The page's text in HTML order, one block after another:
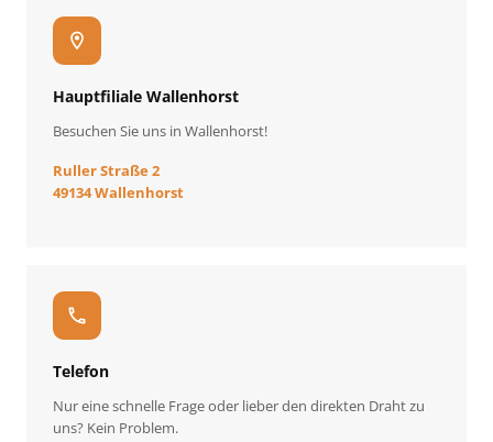
location_on
Hauptfiliale Wallenhorst
Besuchen Sie uns in Wallenhorst!
Ruller Straße 2
49134 Wallenhorst
call
Telefon
Nur eine schnelle Frage oder lieber den direkten Draht zu
uns? Kein Problem.